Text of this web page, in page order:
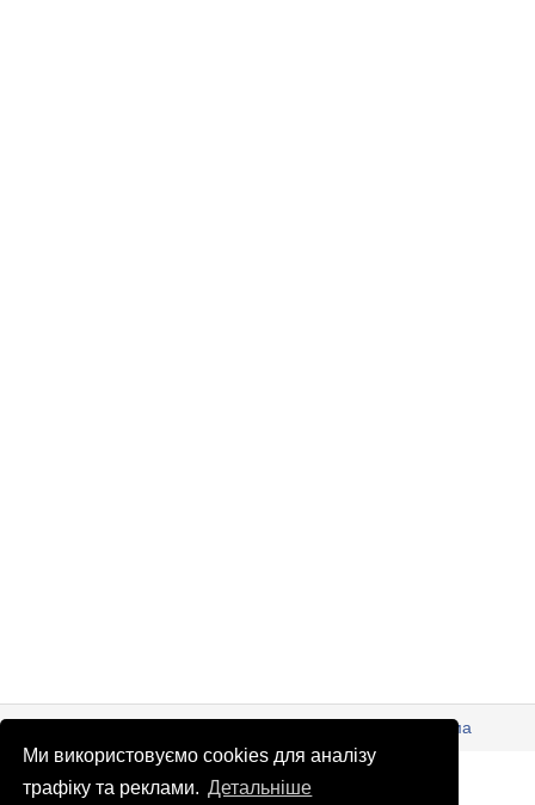
Ми використовуємо cookies для аналізу
трафіку та реклами. Детальніше
© Патріоти України 2026 Правова інформація
Реклама
info@patrioty.org.ua